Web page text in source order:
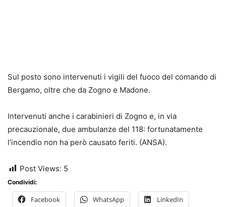
Sul posto sono intervenuti i vigili del fuoco del comando di
Bergamo, oltre che da Zogno e Madone.
Intervenuti anche i carabinieri di Zogno e, in via
precauzionale, due ambulanze del 118: fortunatamente
l’incendio non ha però causato feriti. (ANSA).
Post Views: 5
Condividi:
Facebook WhatsApp LinkedIn